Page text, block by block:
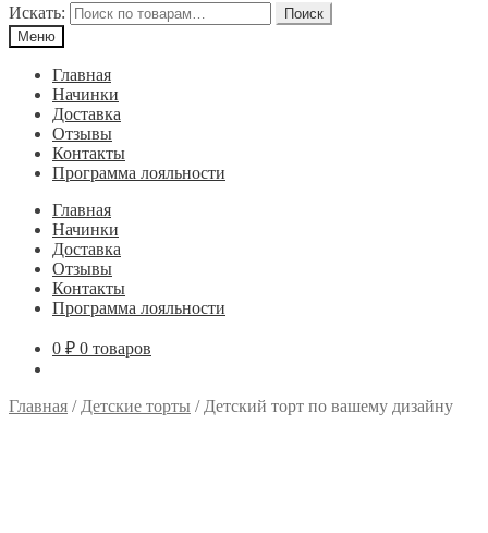
Искать:
Поиск
Меню
Главная
Начинки
Доставка
Отзывы
Контакты
Программа лояльности
Главная
Начинки
Доставка
Отзывы
Контакты
Программа лояльности
0 ₽ 0 товаров
Главная / Детские торты / Детский торт по вашему дизайну